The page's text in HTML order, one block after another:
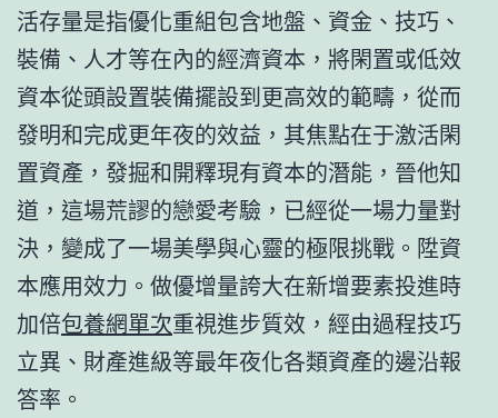
活存量是指優化重組包含地盤、資金、技巧、
裝備、人才等在內的經濟資本，將閑置或低效
資本從頭設置裝備擺設到更高效的範疇，從而
發明和完成更年夜的效益，其焦點在于激活閑
置資產，發掘和開釋現有資本的潛能，晉他知
道，這場荒謬的戀愛考驗，已經從一場力量對
決，變成了一場美學與心靈的極限挑戰。陞資
本應用效力。做優增量誇大在新增要素投進時
加倍包養網單次重視進步質效，經由過程技巧
立異、財產進級等最年夜化各類資產的邊沿報
答率。